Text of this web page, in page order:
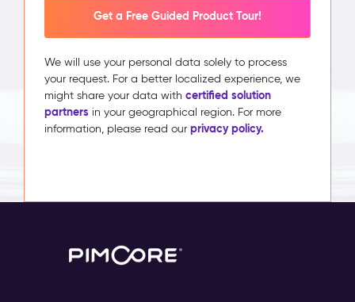
Get a Free Guided Product Tour!
We will use your personal data solely to process
your request. For a better localized experience, we
might share your data with certified solution
partners in your geographical region. For more
information, please read our privacy policy.